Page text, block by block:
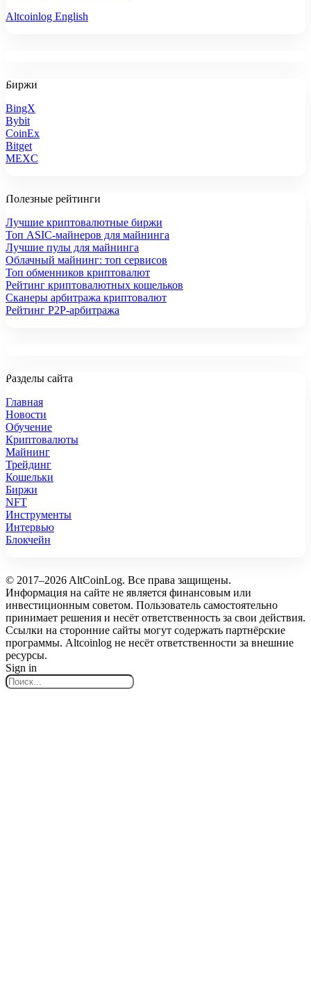
Altcoinlog English
Биржи
BingX
Bybit
CoinEx
Bitget
MEXC
Полезные рейтинги
Лучшие криптовалютные биржи
Топ ASIC-майнеров для майнинга
Лучшие пулы для майнинга
Облачный майнинг: топ сервисов
Топ обменников криптовалют
Рейтинг криптовалютных кошельков
Сканеры арбитража криптовалют
Рейтинг P2P-арбитража
Разделы сайта
Главная
Новости
Обучение
Криптовалюты
Майнинг
Трейдинг
Кошельки
Биржи
NFT
Инструменты
Интервью
Блокчейн
© 2017–2026 AltCoinLog. Все права защищены.
Информация на сайте не является финансовым или
инвестиционным советом. Пользователь самостоятельно
принимает решения и несёт ответственность за свои действия.
Ссылки на сторонние сайты могут содержать партнёрские
программы. Altcoinlog не несёт ответственности за внешние
ресурсы.
Sign in